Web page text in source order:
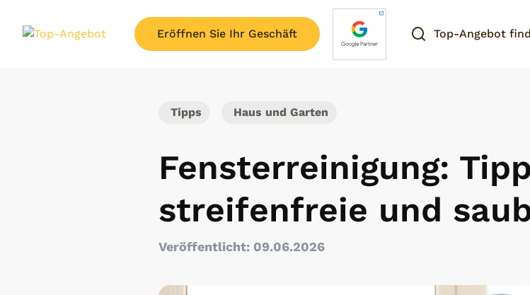
Eröffnen Sie Ihr Geschäft Top-Angebot
Tipps Haus und Garten
Fensterreinigung:
streifenfreie und
Veröffentlicht: 09.06.2026